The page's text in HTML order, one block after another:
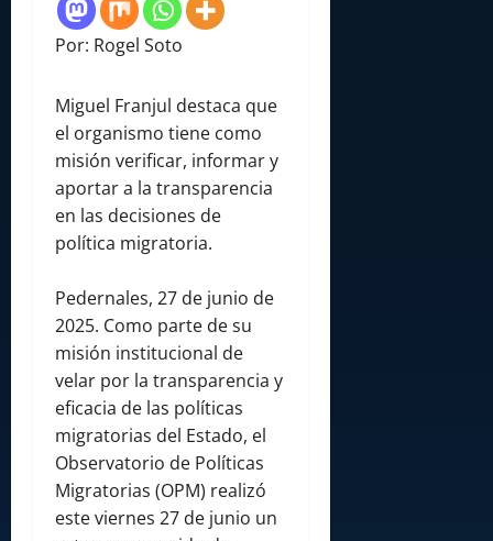
Por: Rogel Soto
Miguel Franjul destaca que
el organismo tiene como
misión verificar, informar y
aportar a la transparencia
en las decisiones de
política migratoria.
Pedernales, 27 de junio de
2025. Como parte de su
misión institucional de
velar por la transparencia y
eficacia de las políticas
migratorias del Estado, el
Observatorio de Políticas
Migratorias (OPM) realizó
este viernes 27 de junio un